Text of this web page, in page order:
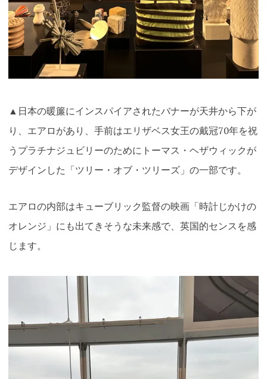
▲日本の暖簾にインスパイアされたバナーが天井から下が
り、エアロがあり、手前はエリザベス女王の戴冠70年を祝
うプラチナジュビリーのためにトーマス・ヘザウィックが
デザインした「ツリー・オブ・ツリーズ」の一部です。
エアロの内部はキューブリック監督の映画「時計じかけの
オレンジ」にも出てきそうな未来感で、英国的センスを感
じます。